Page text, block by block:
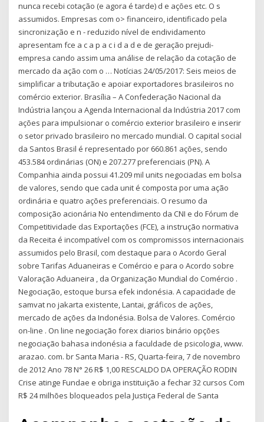
nunca recebi cotação (e agora é tarde) d e ações etc. O s
assumidos. Empresas com o> financeiro, identificado pela
sincronização e n - reduzido nível de endividamento
apresentam fce a c a p a c i d a d e de geração prejudi-
empresa cando assim uma análise de relação da cotação de
mercado da ação com o … Notícias 24/05/2017: Seis meios de
simplificar a tributação e apoiar exportadores brasileiros no
comércio exterior. Brasília – A Confederação Nacional da
Indústria lançou a Agenda Internacional da Indústria 2017 com
ações para impulsionar o comércio exterior brasileiro e inserir
o setor privado brasileiro no mercado mundial. O capital social
da Santos Brasil é representado por 660.861 ações, sendo
453.584 ordinárias (ON) e 207.277 preferenciais (PN). A
Companhia ainda possui 41.209 mil units negociadas em bolsa
de valores, sendo que cada unit é composta por uma ação
ordinária e quatro ações preferenciais. O resumo da
composição acionária No entendimento da CNI e do Fórum de
Competitividade das Exportações (FCE), a instrução normativa
da Receita é incompatível com os compromissos internacionais
assumidos pelo Brasil, com destaque para o Acordo Geral
sobre Tarifas Aduaneiras e Comércio e para o Acordo sobre
Valoração Aduaneira , da Organização Mundial do Comércio .
Negociação, estoque bursa efek indonésia. A capacidade de
samvat no jakarta existente, Lantai, gráficos de ações,
mercado de ações da Indonésia. Bolsa de Valores. Comércio
on-line . On line negociação forex diarios binário opções
negociação bahasa indonésia a faculdade de psicologia, www.
arazao. com. br Santa Maria - RS, Quarta-feira, 7 de novembro
de 2012 Ano 78 N° 26 R$ 1,00 RESCALDO DA OPERAÇÃO RODIN
Crise atinge Fundae e obriga instituição a fechar 32 cursos Com
R$ 24 milhões bloqueados pela Justiça Federal de Santa